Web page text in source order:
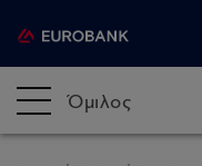
Όμιλος